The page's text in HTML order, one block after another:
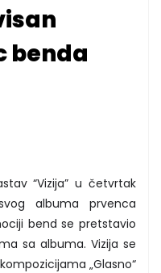
benda
“Vizija” u četvrtak
albuma prvenca
bend se pretstavio
sa albuma. Vizija se
„Glasno“